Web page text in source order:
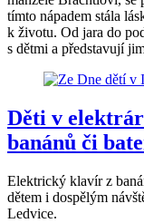
tímto nápadem stála
k životu. Od jara do
s dětmi a představují
Děti v
banánů či
Elektrický klavír z
dětem i dospělým
Ledvice.